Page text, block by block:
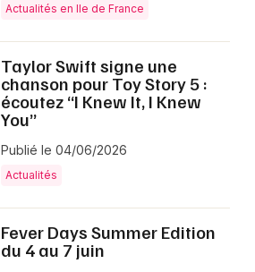
Actualités en Ile de France
Taylor Swift signe une
chanson pour Toy Story 5 :
écoutez “I Knew It, I Knew
You”
Publié le 04/06/2026
Actualités
Fever Days Summer Edition
du 4 au 7 juin